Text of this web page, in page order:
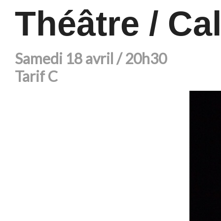
Théâtre /
Samedi 18 avril / 20h30
Tarif C